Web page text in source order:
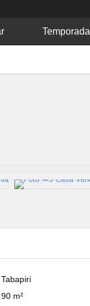
Temporada
Tabapiri
90 m²